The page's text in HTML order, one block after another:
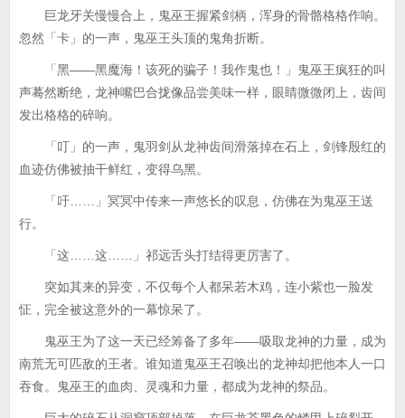
巨龙牙关慢慢合上，鬼巫王握紧剑柄，浑身的骨骼格格作响。
忽然「卡」的一声，鬼巫王头顶的鬼角折断。
「黑——黑魔海！该死的骗子！我作鬼也！」鬼巫王疯狂的叫
声蓦然断绝，龙神嘴巴合拢像品尝美味一样，眼睛微微闭上，齿间
发出格格的碎响。
「叮」的一声，鬼羽剑从龙神齿间滑落掉在石上，剑锋殷红的
血迹仿佛被抽干鲜红，变得乌黑。
「吁……」冥冥中传来一声悠长的叹息，仿佛在为鬼巫王送
行。
「这……这……」祁远舌头打结得更厉害了。
突如其来的异变，不仅每个人都呆若木鸡，连小紫也一脸发
怔，完全被这意外的一幕惊呆了。
鬼巫王为了这一天已经筹备了多年——吸取龙神的力量，成为
南荒无可匹敌的王者。谁知道鬼巫王召唤出的龙神却把他本人一口
吞食。鬼巫王的血肉、灵魂和力量，都成为龙神的祭品。